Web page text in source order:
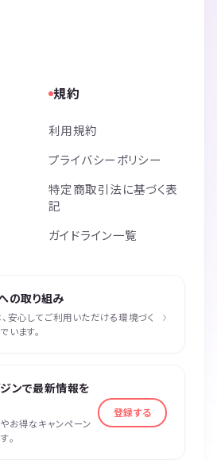
規約
利用規約
プライバシーポリシー
特定商取引法に基づく表
記
ガイドライン一覧
の取り組み
安心してご利用いただける環境づく
います。
›
ンで最新情報を
お得なキャンペーン
。
登録する